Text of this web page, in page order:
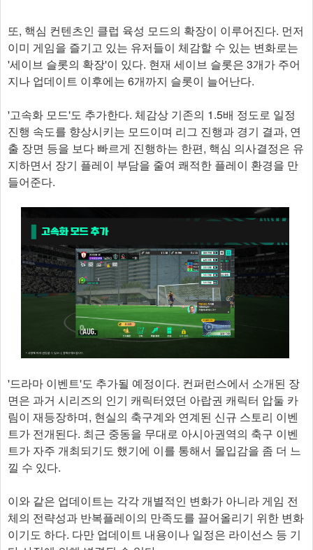
또, 핵심 컨텐츠인 클럽 육성 모드의 확장이 이루어진다. 먼저
이미 게임을 즐기고 있는 유저들이 체감할 수 있는 변화로는
'세이브 슬롯의 확장'이 있다. 현재 세이브 슬롯은 3개가 주어
지나 업데이트 이후에는 6개까지 슬롯이 늘어난다.
'고속화 모드'도 추가한다. 체감상 기존의 1.5배 정도로 일정
진행 속도를 향상시키는 모드이며 리그 진행과 경기 결과, 연
출 장면 등을 보다 빠르게 진행하는 한편, 핵심 의사결정은 유
지하면서 장기 플레이 부담을 줄여 쾌적한 플레이 환경을 만
들어준다.
'드라마 이벤트'도 추가될 예정이다. 컨퍼런스에서 소개된 장
면은 과거 시리즈의 인기 캐릭터였던 아랍권 캐릭터 압둘 카
림이 재등장하며, 현실의 축구계와 연계된 신규 스토리 이벤
트가 전개된다. 최근 중동을 무대로 아시아권역의 축구 이벤
트가 자주 개최되기도 했기에 이를 통해서 몰입감을 좀 더 느
낄 수 있다.
이와 같은 업데이트는 각각 개별적인 변화가 아니라 게임 전
체의 전략성과 반복플레이의 만족도를 끌어올리기 위한 변화
이기도 하다. 다만 업데이트 내용이나 일정은 라이선스 등 기